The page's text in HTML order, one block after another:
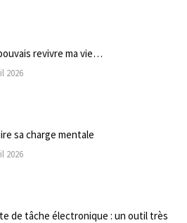
revivre ma vie…
2026
sa charge mentale
2026
de tâche électronique : un outil très